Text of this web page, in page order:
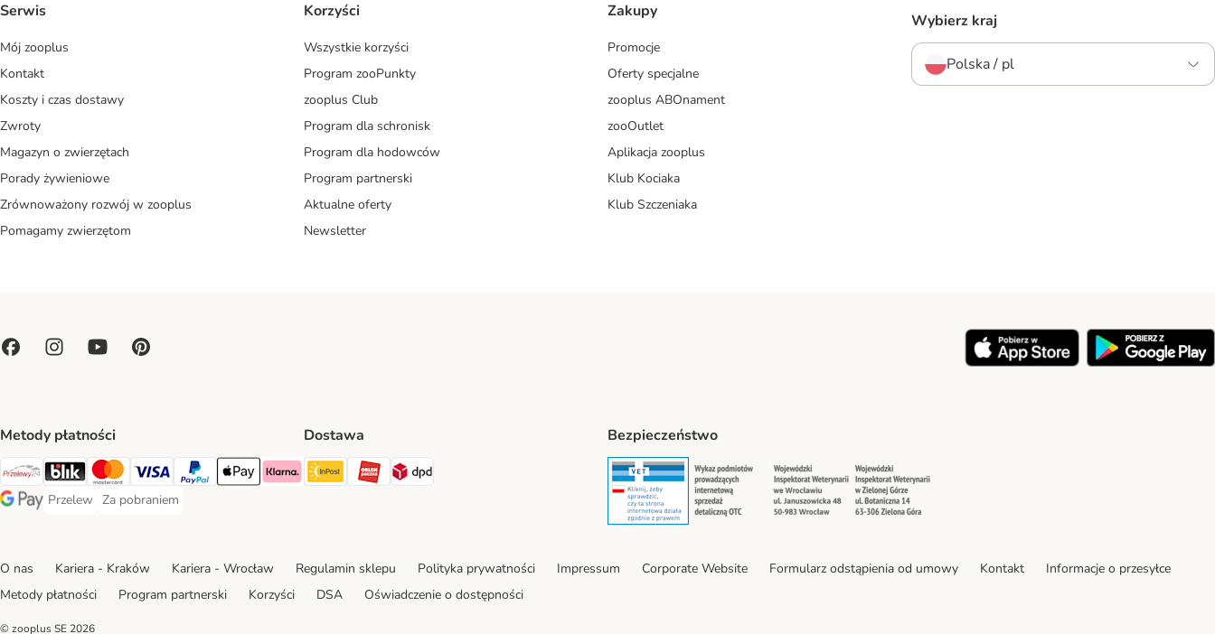
Serwis
Mój zooplus
Kontakt
Koszty i czas dostawy
Zwroty
Magazyn o zwierzętach
Porady żywieniowe
Zrównoważony rozwój w zooplus
Pomagamy zwierzętom
Korzyści
Wszystkie korzyści
Program zooPunkty
zooplus Club
Program dla schronisk
Program dla hodowców
Program partnerski
Aktualne oferty
Newsletter
Zakupy
Promocje
Oferty specjalne
zooplus ABOnament
zooOutlet
Aplikacja zooplus
Klub Kociaka
Klub Szczeniaka
Wybierz kraj
Polska / pl
Metody płatności
Przelewy24 Payment Method
Blik Payment Method
MasterCard Payment Method
Visa Payment Method
PayPal Payment Method
Apple Pay Payment Method
Klarna Payment Method
Google Pay Payment Method
Przelew
Przelew Payment Method
Za pobraniem
Za pobraniem Payment Method
Dostawa
Paczkomat® Shipping Method
ORLEN Paczka Shipping Method
Bezpieczeństwo
Security Security Security
O nas Kariera - Kraków Kariera - Wrocław Regulamin sklepu Polityka prywatności Impressum Corporate Website Formularz odstąpienia od umowy Kontakt
Informacje o przesyłce
Metody płatności
Program partnerski Korzyści DSA Oświadczenie o dostępności
© zooplus SE 2026